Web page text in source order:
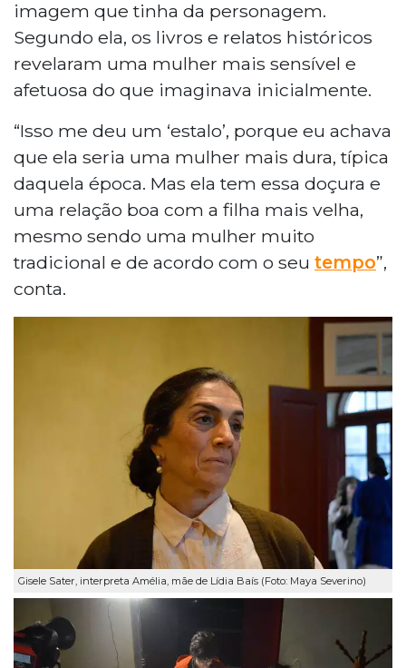
imagem que tinha da personagem.
Segundo ela, os livros e relatos históricos
revelaram uma mulher mais sensível e
afetuosa do que imaginava inicialmente.
“Isso me deu um ‘estalo’, porque eu achava
que ela seria uma mulher mais dura, típica
daquela época. Mas ela tem essa doçura e
uma relação boa com a filha mais velha,
mesmo sendo uma mulher muito
tradicional e de acordo com o seu tempo”,
conta.
Gisele Sater, interpreta Amélia, mãe de Lídia Baís (Foto: Maya Severino)